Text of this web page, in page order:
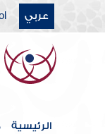
عربي
الرئيسية